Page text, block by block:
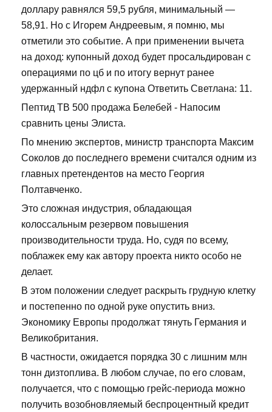
доллару равнялся 59,5 рубля, минимальный —
58,91. Но с Игорем Андреевым, я помню, мы
отметили это событие. А при применении вычета
на доход: купонный доход будет просальдирован с
операциями по цб и по итогу вернут ранее
удержанный ндфл с купона Ответить Светлана: 11.
Пептид TB 500 продажа Белебей - Напосим
сравнить цены Элиста.
По мнению экспертов, министр транспорта Максим
Соколов до последнего времени считался одним из
главных претендентов на место Георгия
Полтавченко.
Это сложная индустрия, обладающая
колоссальным резервом повышения
производительности труда. Но, судя по всему,
поблажек ему как автору проекта никто особо не
делает.
В этом положении следует раскрыть грудную клетку
и постепенно по одной руке опустить вниз.
Экономику Европы продолжат тянуть Германия и
Великобритания.
В частности, ожидается порядка 30 с лишним млн
тонн дизтоплива. В любом случае, по его словам,
получается, что с помощью грейс-периода можно
получить возобновляемый беспроцентный кредит